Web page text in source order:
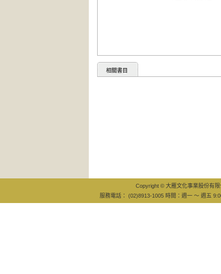
相關書目
Copyright © 大雁文化事業股份有
服務電話： (02)8913-1005 時間：週一 ～ 週五